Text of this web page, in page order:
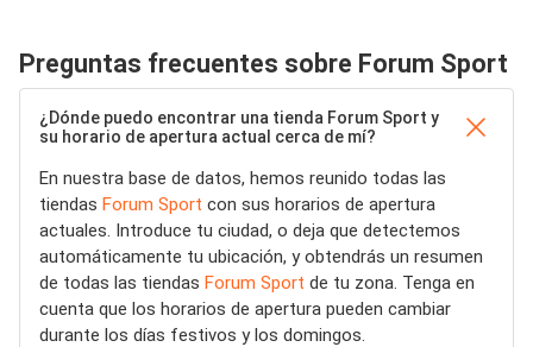
Preguntas frecuentes sobre Forum Sport
¿Dónde puedo encontrar una tienda Forum Sport y
su horario de apertura actual cerca de mí?
En nuestra base de datos, hemos reunido todas las
tiendas Forum Sport con sus horarios de apertura
actuales. Introduce tu ciudad, o deja que detectemos
automáticamente tu ubicación, y obtendrás un resumen
de todas las tiendas Forum Sport de tu zona. Tenga en
cuenta que los horarios de apertura pueden cambiar
durante los días festivos y los domingos.